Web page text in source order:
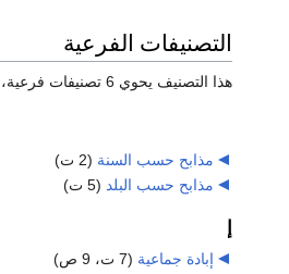
التصنيفات الفرعية
هذا التصنيف يحوي 6 تصنيفات فرعية، من إجمالي 6.
مذابح حسب السنة (2 ت)
مذابح حسب البلد (5 ت)
إبادة جماعية (7 ت، 9 ص)